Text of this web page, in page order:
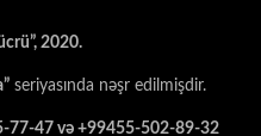
2020.
seriyasında nəşr edilmişdir.
77-47 və +99455-502-89-32